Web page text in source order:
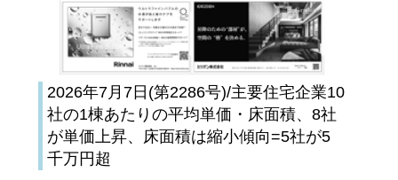
2026年7月7日(第2286号)/主要住宅企業10
社の1棟あたりの平均単価・床面積、8社
が単価上昇、床面積は縮小傾向=5社が5
千万円超